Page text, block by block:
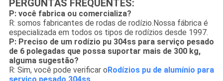
PERGUNTAS FREQUENTES:
P: você fabrica ou comercializa?
R: somos fabricantes de rodas de rodízio.Nossa fábrica é
especializada em todos os tipos de rodízios desde 1997.
P: Preciso de um rodízio pu 304ss para serviço pesado
de 6 polegadas que possa suportar mais de 300 kg,
alguma sugestão?
R: Sim, você pode verificar oRodízios pu de alumínio para